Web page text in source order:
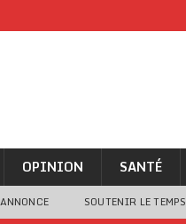
OPINION SANTÉ
SOUTENIR LE TEMPS